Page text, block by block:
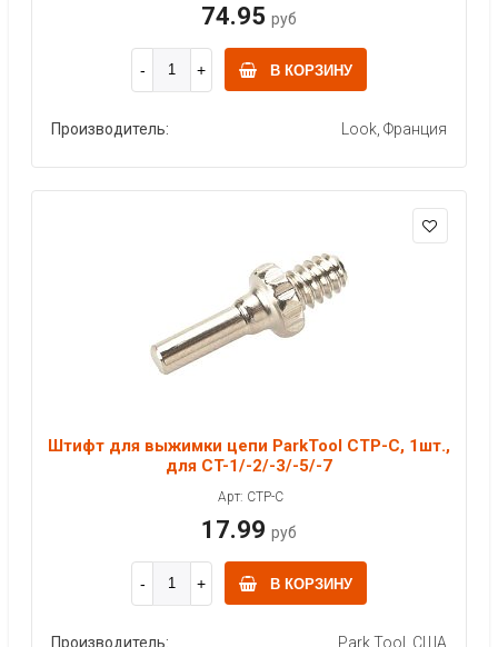
74.95 руб
В КОРЗИНУ
Производитель: Look, Франция
Штифт для выжимки цепи ParkTool CTP-C, 1шт.,
для CT-1/-2/-3/-5/-7
Арт: CTP-C
17.99 руб
В КОРЗИНУ
Производитель: Park Tool, США